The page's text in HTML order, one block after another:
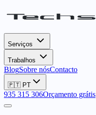
Serviços
Trabalhos
BlogSobre nósContacto
🇵🇹 PT
935 315 306Orçamento grátis